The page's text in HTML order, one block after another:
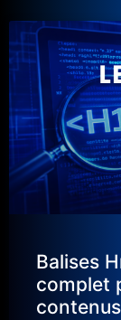
Balises
complet